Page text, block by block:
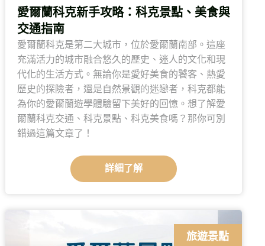
愛爾蘭科克新手攻略：科克景點、美食與
交通指南
愛爾蘭科克是第二大城市，位於愛爾蘭南部。這座
充滿活力的城市融合悠久的歷史、迷人的文化和現
代化的生活方式。無論你是愛好美食的饕客、熱愛
歷史的探險者，還是自然景觀的迷戀者，科克都能
為你的愛爾蘭遊學體驗留下美好的回憶。想了解愛
爾蘭科克交通、科克景點、科克美食嗎？那你可別
錯過這篇文章了！
詳細了解
旅遊景點